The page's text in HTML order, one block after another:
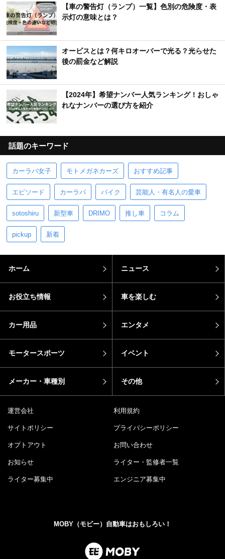
【車の警告灯（ランプ）一覧】色別の危険度・表
示灯の意味とは？
オービスとは？何キロオーバーで光る？光らせた
後の罰金など解説
【2024年】希望ナンバー人気ランキング！おしゃ
れなナンバーの選び方を紹介
話題のキーワード
カーラバ女子 モトメガネカーズ おすすめ記事
エピソード カーラバ バイク 芸能人・有名人の愛車
sotoshiru 新型車 DRIMO 推し車 コラム
pickup 新着
ホーム ニュース
お役立ち情報 車を楽しむ
カー用品 エンタメ
モータースポーツ イベント
メーカー・車種別 その他
運営会社 利用規約
サイトポリシー プライバシーポリシー
オプトアウト お問い合わせ
お知らせ ライター・監修者一覧
ライター募集中 エンジニア募集中
MOBY（モビー）自動車はおもしろい！